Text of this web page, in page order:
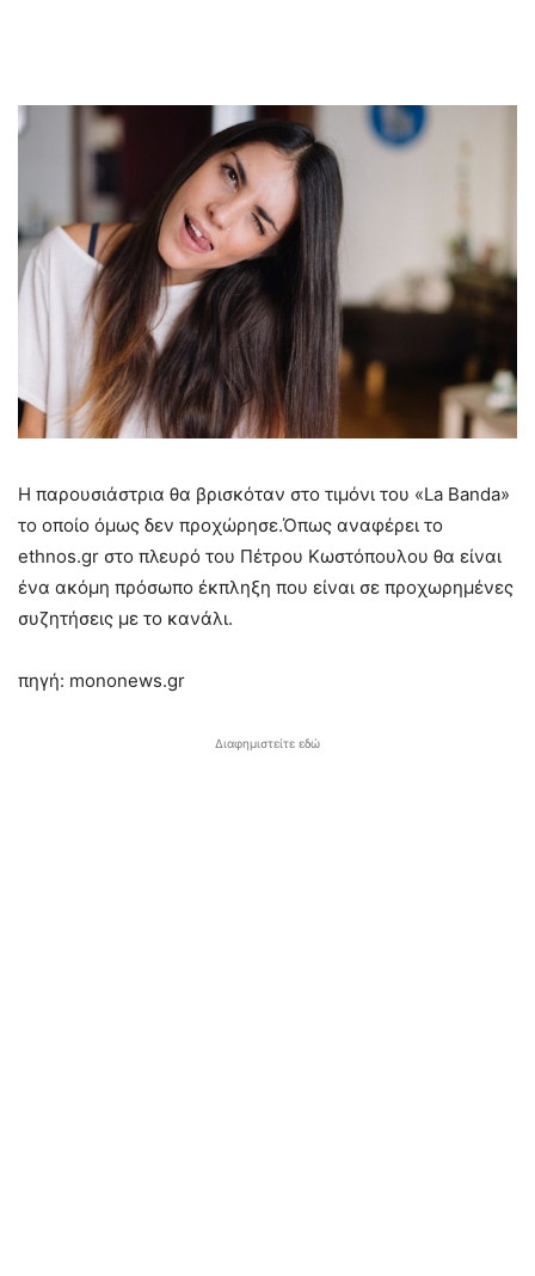
Η παρουσιάστρια θα βρισκόταν στο τιμόνι του «La Banda»
το οποίο όμως δεν προχώρησε.Όπως αναφέρει το
ethnos.gr στο πλευρό του Πέτρου Κωστόπουλου θα είναι
ένα ακόμη πρόσωπο έκπληξη που είναι σε προχωρημένες
συζητήσεις με το κανάλι.
πηγή: mononews.gr
Διαφημιστείτε εδώ